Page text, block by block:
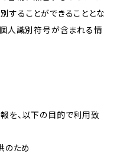
することができることとな
個人識別符号が含まれる情
を、以下の目的で利用致
のため